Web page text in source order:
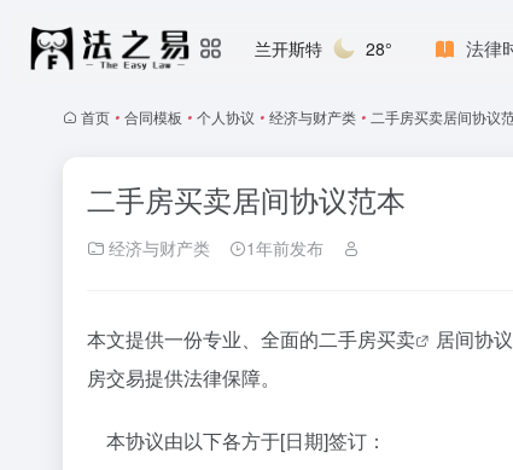
兰开斯特 28° 法律
首页 • 合同模板 • 个人协议 • 经济与财产类 • 二手房买卖居间协议
二手房买卖居间协议范本
经济与财产类 1年前发布
本文提供一份专业、全面的二手房买卖 居间协议
房交易提供法律保障。
本协议由以下各方于[日期]签订：